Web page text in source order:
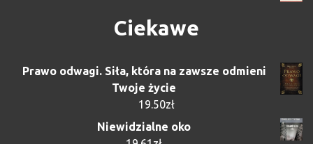
Ciekawe
Prawo odwagi. Siła, która na zawsze odmieni
Twoje życie
19.50zł
Niewidzialne oko